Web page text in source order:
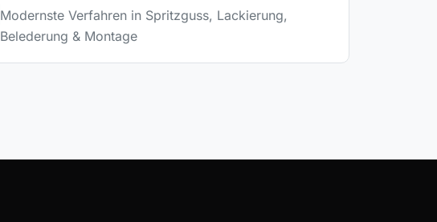
Modernste Verfahren in Spritzguss, Lackierung,
Belederung & Montage